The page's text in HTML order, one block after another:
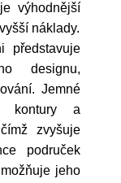
výhodnější
náklady.
představuje
designu,
Jemné
kontury a
zvyšuje
područek
jeho